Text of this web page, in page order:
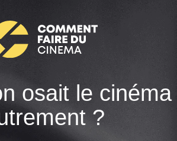
osait le cinéma
?